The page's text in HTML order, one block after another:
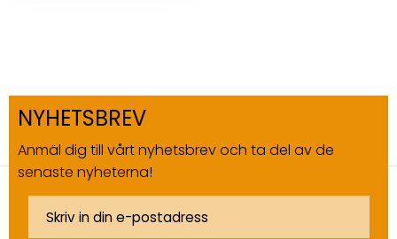
NYHETSBREV
Anmäl dig till vårt nyhetsbrev och ta del av de
senaste nyheterna!